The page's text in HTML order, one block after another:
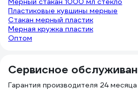
Пластиковые кувшины мерные
Стакан мерный пластик
Мерная кружка пластик
Оптом
Сервисное
Гарантия производителя 24 месяца